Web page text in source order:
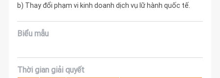
b) Thay đổi phạm vi kinh doanh dịch vụ lữ hành quốc tế.
Biểu mẫu
Thời gian giải quyết